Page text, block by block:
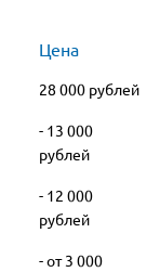
Цена
28 000 рублей
- 13 000
рублей
- 12 000
рублей
- от 3 000